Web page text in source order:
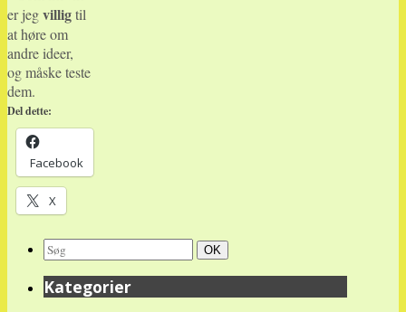
er jegvilligtil
at høre om
andre ideer,
og måske teste
dem.
Del dette:
Facebook
X
Search
for:
Søg
OK
Kategorier